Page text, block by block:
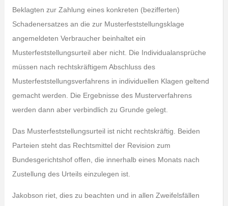
Beklagten zur Zahlung eines konkreten (bezifferten)
Schadenersatzes an die zur Musterfeststellungsklage
angemeldeten Verbraucher beinhaltet ein
Musterfeststellungsurteil aber nicht. Die Individualansprüche
müssen nach rechtskräftigem Abschluss des
Musterfeststellungsverfahrens in individuellen Klagen geltend
gemacht werden. Die Ergebnisse des Musterverfahrens
werden dann aber verbindlich zu Grunde gelegt.
Das Musterfeststellungsurteil ist nicht rechtskräftig. Beiden
Parteien steht das Rechtsmittel der Revision zum
Bundesgerichtshof offen, die innerhalb eines Monats nach
Zustellung des Urteils einzulegen ist.
Jakobson riet, dies zu beachten und in allen Zweifelsfällen